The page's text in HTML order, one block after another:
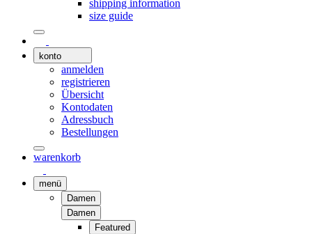
shipping information
size guide
konto
anmelden
registrieren
Übersicht
Kontodaten
Adressbuch
Bestellungen
warenkorb
menü
Damen
Damen
Featured